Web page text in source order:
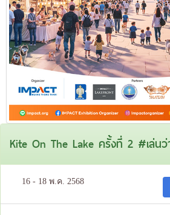
Kite On The Lake ครั้งที่ 2 #เล่นว่
16 - 18 พ.ค. 2568